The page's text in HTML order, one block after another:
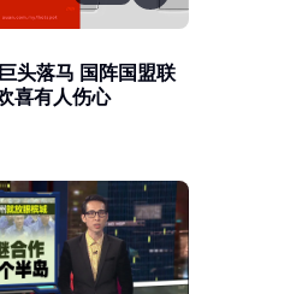
头落马 国阵国盟联
喜有人伤心